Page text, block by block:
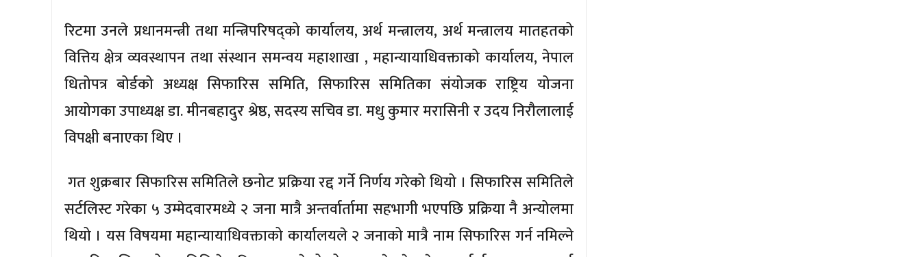
रिटमा उनले प्रधानमन्त्री तथा मन्त्रिपरिषद्को कार्यालय, अर्थ मन्त्रालय, अर्थ मन्त्रालय मातहतको
वित्तिय क्षेत्र व्यवस्थापन तथा संस्थान समन्वय महाशाखा , महान्यायाधिवक्ताको कार्यालय, नेपाल
धितोपत्र बोर्डको अध्यक्ष सिफारिस समिति, सिफारिस समितिका संयोजक राष्ट्रिय योजना
आयोगका उपाध्यक्ष डा. मीनबहादुर श्रेष्ठ, सदस्य सचिव डा. मधु कुमार मरासिनी र उदय निरौलालाई
विपक्षी बनाएका थिए ।
गत शुक्रबार सिफारिस समितिले छनोट प्रक्रिया रद्द गर्ने निर्णय गरेको थियो । सिफारिस समितिले
सर्टलिस्ट गरेका ५ उम्मेदवारमध्ये २ जना मात्रै अन्तर्वार्तामा सहभागी भएपछि प्रक्रिया नै अन्योलमा
थियो । यस विषयमा महान्यायाधिवक्ताको कार्यालयले २ जनाको मात्रै नाम सिफारिस गर्न नमिल्ने